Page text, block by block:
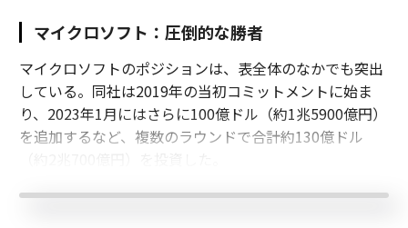
マイクロソフト：圧倒的な勝者
マイクロソフトのポジションは、表全体のなかでも突出
している。同社は2019年の当初コミットメントに始ま
り、2023年1月にはさらに100億ドル（約1兆5900億円）
を追加するなど、複数のラウンドで合計約130億ドル